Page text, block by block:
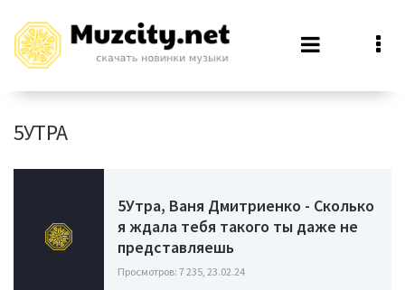
5УТРА
5Утра, Ваня Дмитриенко - Сколько
я ждала тебя такого ты даже не
представляешь
Просмотров: 7 235, 23.02.24